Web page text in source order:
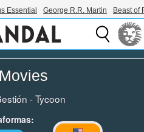
Essential George R.R. Martin Beast of
- Tycoon